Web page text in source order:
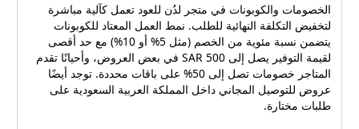
الخصومات والكوبونات في متجر لدُن للعود تعمل كآلية مباشرة
لتخفيض التكلفة النهائية للطلب. نمط العمل المعتاد للكوبونات
يتضمن نسبة مئوية من الخصم (مثل 5% أو 10%) مع حد أقصى
لقيمة التوفير يصل إلى 500 SAR في بعض العروض، وأحيانًا تقدم
المتاجر خصومات تصل إلى 50% على باقات محددة. توجد أيضًا
عروض للتوصيل المجاني داخل المملكة العربية السعودية على
طلبات مختارة.